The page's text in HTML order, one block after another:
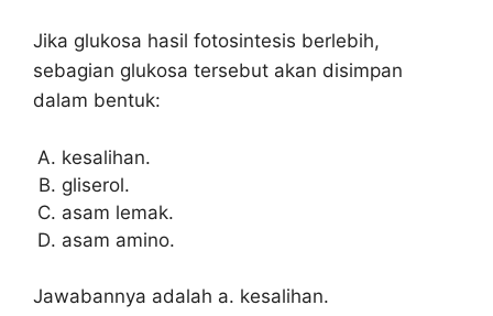
Jika glukosa hasil fotosintesis berlebih,
sebagian glukosa tersebut akan disimpan
dalam bentuk:
kesalihan.
gliserol.
asam lemak.
asam amino.
Jawabannya adalah a. kesalihan.